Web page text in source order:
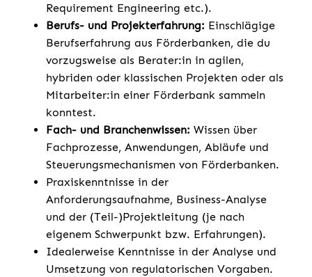
Requirement Engineering etc.).
Berufs- und Projekterfahrung: Einschlägige
Berufserfahrung aus Förderbanken, die du
vorzugsweise als Berater:in in agilen,
hybriden oder klassischen Projekten oder als
Mitarbeiter:in einer Förderbank sammeln
konntest.
Fach- und Branchenwissen: Wissen über
Fachprozesse, Anwendungen, Abläufe und
Steuerungsmechanismen von Förderbanken.
Praxiskenntnisse in der
Anforderungsaufnahme, Business-Analyse
und der (Teil-)Projektleitung (je nach
eigenem Schwerpunkt bzw. Erfahrungen).
Idealerweise Kenntnisse in der Analyse und
Umsetzung von regulatorischen Vorgaben.